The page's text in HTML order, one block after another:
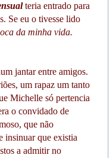
teria entrado para
Se eu o tivesse lido
da minha vida.
jantar entre amigos.
um rapaz um tanto
Michelle só pertencia
o convidado de
que não
insinuar que existia
a admitir no